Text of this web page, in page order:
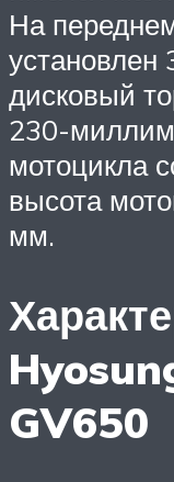
На
дисковый
230-
мотоцикла
высота
мм.
GV650